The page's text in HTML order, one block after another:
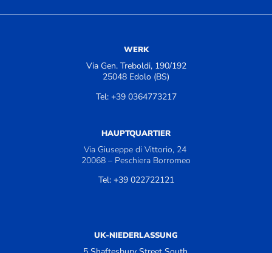
WERK
Via Gen. Treboldi, 190/192
25048 Edolo (BS)
Tel: +39 0364773217
HAUPTQUARTIER
Via Giuseppe di Vittorio, 24
20068 – Peschiera Borromeo
Tel: +39 022722121
UK-NIEDERLASSUNG